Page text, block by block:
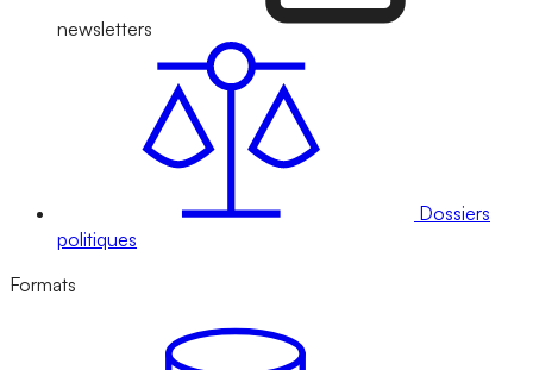
newsletters
Dossiers
politiques
Formats